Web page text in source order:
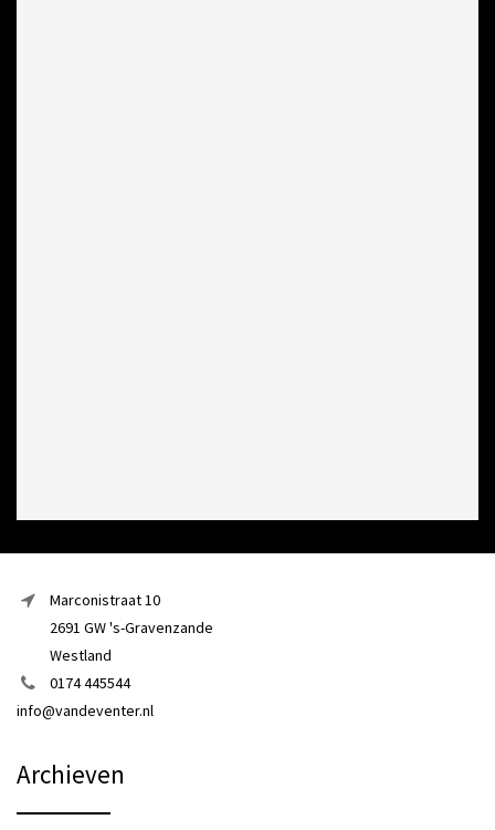
Marconistraat 10
2691 GW 's-Gravenzande
Westland
0174 445544
info@vandeventer.nl
Archieven